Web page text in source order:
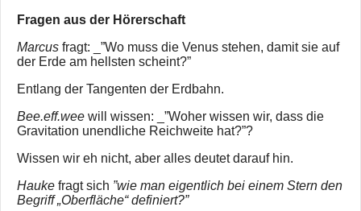
Fragen aus der Hörerschaft
Marcus fragt: _”Wo muss die Venus stehen, damit sie auf
der Erde am hellsten scheint?”
Entlang der Tangenten der Erdbahn.
Bee.eff.wee will wissen: _”Woher wissen wir, dass die
Gravitation unendliche Reichweite hat?”?
Wissen wir eh nicht, aber alles deutet darauf hin.
Hauke fragt sich ”wie man eigentlich bei einem Stern den
Begriff „Oberfläche“ definiert?”